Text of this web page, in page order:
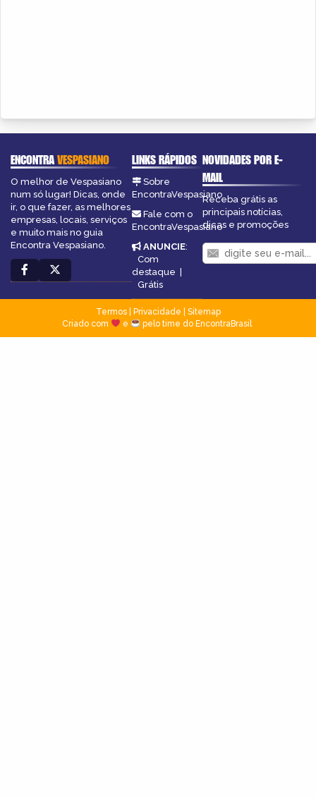
ENCONTRAVESPASIANO
O melhor de Vespasiano
num só lugar! Dicas, onde
ir, o que fazer, as melhores
empresas, locais, serviços
e muito mais no guia
Encontra Vespasiano.
LINKS RÁPIDOS
Sobre
EncontraVespasiano
Fale com o
EncontraVespasiano
ANUNCIE:
Com
destaque
Grátis
NOVIDADES POR E-
MAIL
Receba grátis as
principais notícias,
dicas e promoções
Termos| Privacidade
Sitemap
Criado com
e pelo time do EncontraBrasil